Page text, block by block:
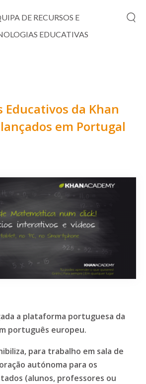
DE RECURSOS E
EDUCATIVAS
Educativos da Khan
em Portugal
a plataforma portuguesa da
português europeu.
para trabalho em sala de
autónoma para os
(alunos, professores ou